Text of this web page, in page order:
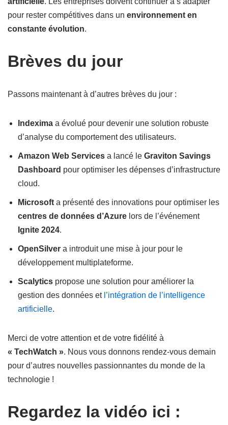
pour rester compétitives dans un environnement en
constante évolution.
Brèves du jour
Passons maintenant à d’autres brèves du jour :
Indexima a évolué pour devenir une solution robuste
d’analyse du comportement des utilisateurs.
Amazon Web Services a lancé le Graviton Savings
Dashboard pour optimiser les dépenses d’infrastructure
cloud.
Microsoft a présenté des innovations pour optimiser les
centres de données d’Azure lors de l’événement
Ignite 2024.
OpenSilver a introduit une mise à jour pour le
développement multiplateforme.
Scalytics propose une solution pour améliorer la
gestion des données et l’intégration de l’intelligence
artificielle.
Merci de votre attention et de votre fidélité à
« TechWatch ». Nous vous donnons rendez-vous demain
pour d’autres nouvelles passionnantes du monde de la
technologie !
Regardez la vidéo ici :